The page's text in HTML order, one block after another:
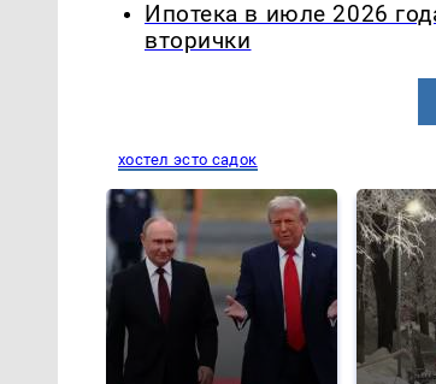
Ипотека в июле 2026
вторички
хостел эсто садок